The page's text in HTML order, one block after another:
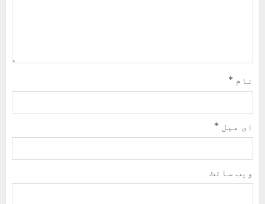
نام *
ای میل *
ویب‌ سائٹ